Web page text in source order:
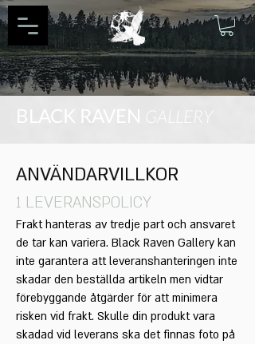
BLACK RAVEN GALLERY
ANVÄNDARVILLKOR
1 LEVERANSPOLICY
Frakt hanteras av tredje part och ansvaret
de tar kan variera. Black Raven Gallery kan
inte garantera att leveranshanteringen inte
skadar den beställda artikeln men vidtar
förebyggande åtgärder för att minimera
risken vid frakt. Skulle din produkt vara
skadad vid leverans ska det finnas foto på